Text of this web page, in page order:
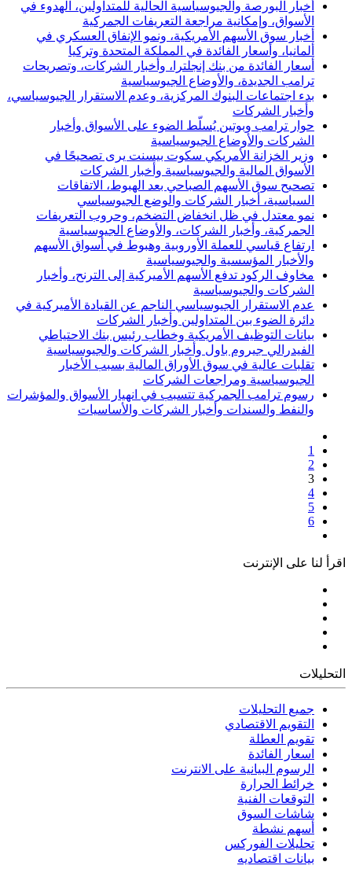
أخبار البورصة والجيوسياسية الحالية للمتداولين، الهدوء في
الأسواق، وإمكانية مراجعة التعريفات الجمركية
أخبار سوق الأسهم الأمريكية، ونمو الإنفاق العسكري في
ألمانيا، وأسعار الفائدة في المملكة المتحدة وتركيا
أسعار الفائدة من بنك إنجلترا، وأخبار الشركات، وتصريحات
ترامب الجديدة، والأوضاع الجيوسياسية
بدء اجتماعات البنوك المركزية، وعدم الاستقرار الجيوسياسي،
وأخبار الشركات
حوار ترامب وبوتين يُسلّط الضوء على الأسواق وأخبار
الشركات والأوضاع الجيوسياسية
وزير الخزانة الأمريكي سكوت بيسنت يرى تصحيحًا في
الأسواق المالية والجيوسياسية وأخبار الشركات
تصحيح سوق الأسهم الصباحي بعد الهبوط، الاتفاقات
السياسية، أخبار الشركات والوضع الجيوسياسي
نمو معتدل في ظل انخفاض التضخم، وحروب التعريفات
الجمركية، وأخبار الشركات، والأوضاع الجيوسياسية
ارتفاع قياسي للعملة الأوروبية وهبوط في أسواق الأسهم
والأخبار المؤسسية والجيوسياسية
مخاوف الركود تدفع الأسهم الأميركية إلى الترنح، وأخبار
الشركات والجيوسياسية
عدم الاستقرار الجيوسياسي الناجم عن القيادة الأميركية في
دائرة الضوء بين المتداولين وأخبار الشركات
بيانات التوظيف الأمريكية وخطاب رئيس بنك الاحتياطي
الفيدرالي جيروم باول وأخبار الشركات والجيوسياسية
تقلبات عالية في سوق الأوراق المالية بسبب الأخبار
الجيوسياسية ومراجعات الشركات
رسوم ترامب الجمركية تتسبب في انهيار الأسواق والمؤشرات
والنفط والسندات وأخبار الشركات والأساسيات
1
2
3
4
5
6
اقرأ لنا على الإنترنت
التحليلات
جميع التحليلات
التقويم الاقتصادي
تقويم العطلة
اسعار الفائدة
الرسوم البيانية على الانترنت
خرائط الحرارة
التوقعات الفنية
شاشات السوق
أسهم نشطة
تحليلات الفوركس
بيانات اقتصاديه